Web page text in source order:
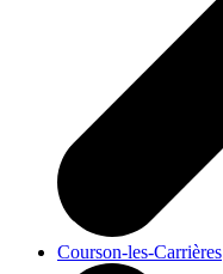
Courson-les-Carrières